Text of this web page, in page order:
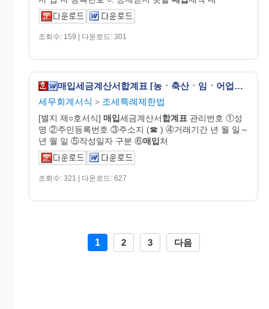
조회수: 159 | 다운로드: 301
매입세금계산서합계표 [농ㆍ축산ㆍ임ㆍ어업용 기자재 및 석유류에 대한 부가가치세 영세율 및 면세 적용 등에 관한 특례규정 시행규칙 서식7]
세무회계서식 > 조세특례제한법
[별지 제○호서식] 매입세금계산서합계표 관리번호 ①성
명 ②주민등록번호 ③주소지 (☎ ) ④거래기간 년 월 일～
년 월 일 ⑤작성일자 구분 ⑥매입처
조회수: 321 | 다운로드: 627
1 2 3 다음